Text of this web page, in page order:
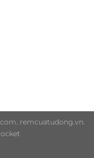
remcuatudong.vn.